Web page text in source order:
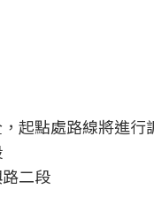
起點處路線將進行
二段